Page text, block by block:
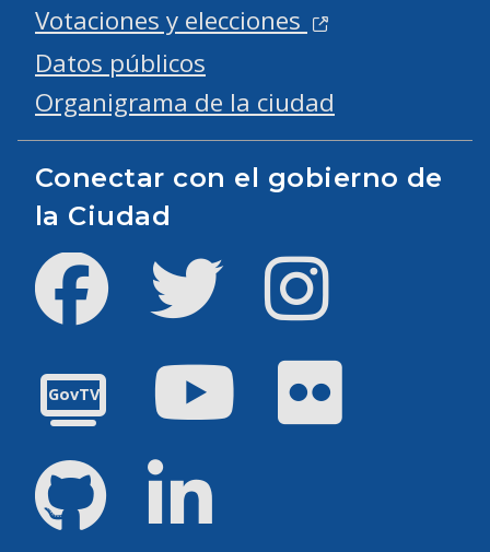
Votaciones y elecciones
Datos públicos
Organigrama de la ciudad
Conectar con el gobierno de
la Ciudad
Facebook Twitter
GovTV
YouTube
GitHub